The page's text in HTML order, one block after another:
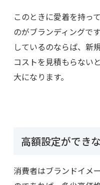
このときに愛着を持っ
のがブランディングで
しているのならば、新
コストを見積もらない
大になります。
高額設定ができ
消費者はブランドイメ